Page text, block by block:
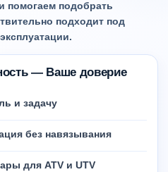
помогаем подобрать
подходит под
— Ваше доверие
и задачу
без навязывания
для ATV и UTV